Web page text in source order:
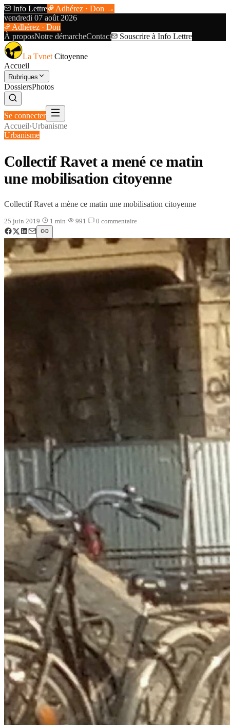
Info Lettre
Adhérez · Don →
vendredi 07 août 2026
Adhérez · Don
À proposNotre démarcheContact Souscrire à Info Lettre
La Tvnet Citoyenne
Accueil
Rubriques
DossiersPhotos
Se connecter
Accueil›Urbanisme
Urbanisme
Collectif Ravet a mené ce matin
une mobilisation citoyenne
Collectif Ravet a mène ce matin une mobilisation citoyenne
25 juin 2019· 1 min· 991 · 0 commentaire